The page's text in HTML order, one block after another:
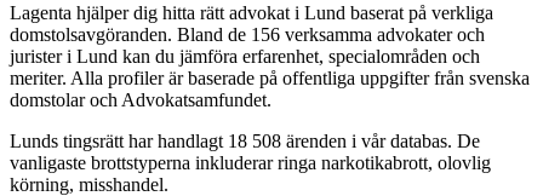
Lagenta hjälper dig hitta rätt advokat i Lund baserat på verkliga
domstolsavgöranden. Bland de 156 verksamma advokater och
jurister i Lund kan du jämföra erfarenhet, specialområden och
meriter. Alla profiler är baserade på offentliga uppgifter från svenska
domstolar och Advokatsamfundet.
Lunds tingsrätt har handlagt 18 508 ärenden i vår databas. De
vanligaste brottstyperna inkluderarringa narkotikabrott, olovlig
körning, misshandel.